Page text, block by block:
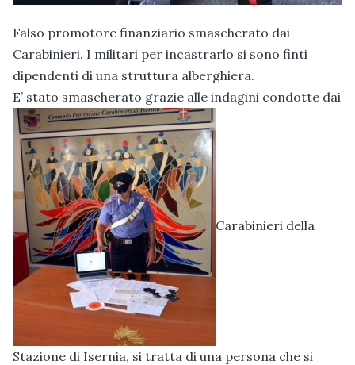
Falso promotore finanziario smascherato dai
Carabinieri. I militari per incastrarlo si sono finti
dipendenti di una struttura alberghiera.
E’ stato smascherato grazie alle indagini condotte dai
Carabinieri della
Stazione di Isernia, si tratta di una persona che si